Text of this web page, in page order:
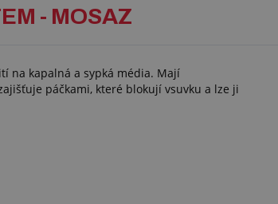
- MOSAZ
na kapalná a sypká média. Mají
páčkami, které blokují vsuvku a lze ji